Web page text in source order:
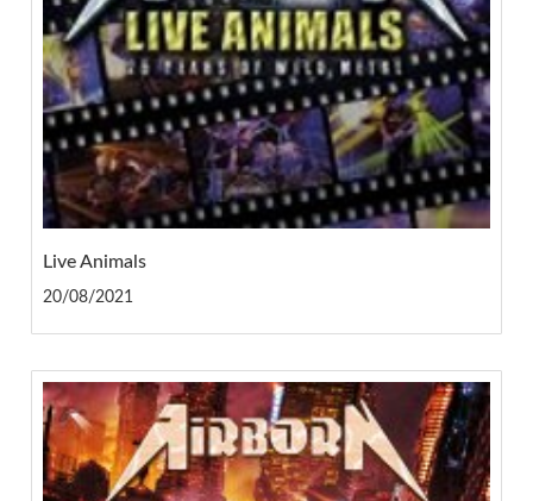
Live Animals
20/08/2021